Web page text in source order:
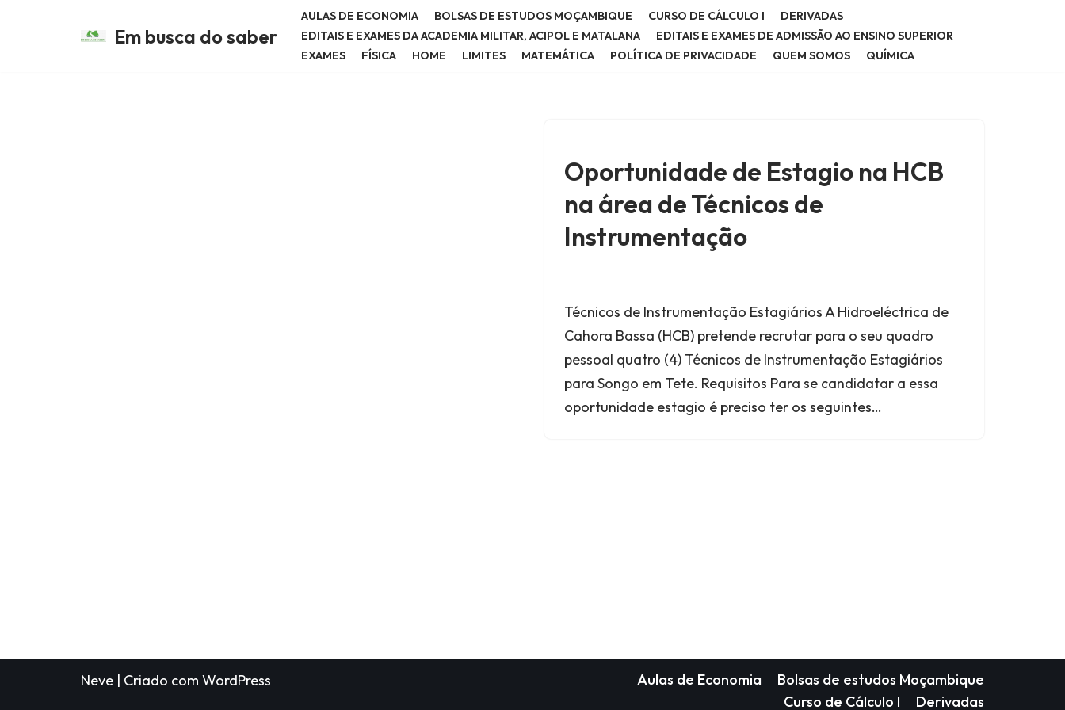
Em busca do saber
AULAS DE ECONOMIA BOLSAS DE ESTUDOS MOÇAMBIQUE CURSO DE CÁLCULO I
DERIVADAS
EDITAIS E EXAMES DA ACADEMIA MILITAR, ACIPOL E MATALANA
EDITAIS E EXAMES DE ADMISSÃO AO ENSINO SUPERIOR
EXAMES
FÍSICA HOME LIMITES MATEMÁTICA POLÍTICA DE PRIVACIDADE QUEM SOMOS QUÍMICA
Oportunidade de Estagio na HCB
na área de Técnicos de
Instrumentação
Técnicos de Instrumentação Estagiários A Hidroeléctrica de
Cahora Bassa (HCB) pretende recrutar para o seu quadro
pessoal quatro (4) Técnicos de Instrumentação Estagiários
para Songo em Tete. Requisitos Para se candidatar a essa
oportunidade estagio é preciso ter os seguintes…
Neve | Criado com WordPress Aulas de Economia
Bolsas de estudos Moçambique
Curso de Cálculo I
Derivadas